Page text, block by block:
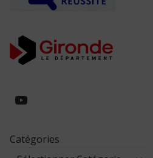
https://
Catégories